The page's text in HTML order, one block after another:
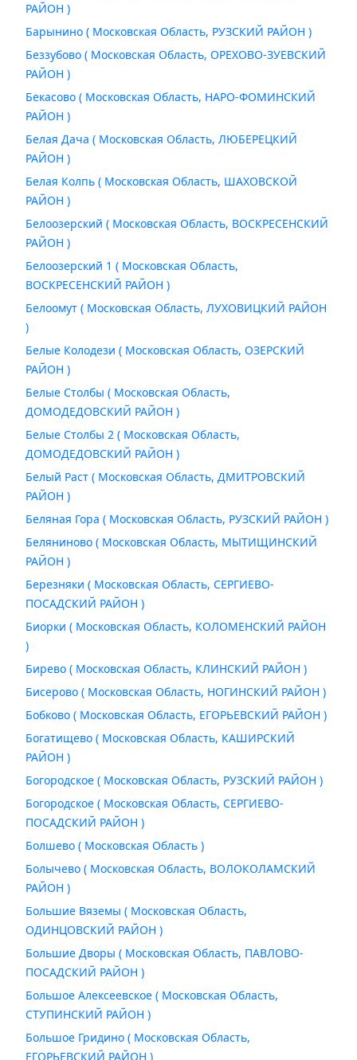
РАЙОН )
Барынино ( Московская Область, РУЗСКИЙ РАЙОН )
Беззубово ( Московская Область, ОРЕХОВО-ЗУЕВСКИЙ
РАЙОН )
Бекасово ( Московская Область, НАРО-ФОМИНСКИЙ
РАЙОН )
Белая Дача ( Московская Область, ЛЮБЕРЕЦКИЙ
РАЙОН )
Белая Колпь ( Московская Область, ШАХОВСКОЙ
РАЙОН )
Белоозерский ( Московская Область, ВОСКРЕСЕНСКИЙ
РАЙОН )
Белоозерский 1 ( Московская Область,
ВОСКРЕСЕНСКИЙ РАЙОН )
Белоомут ( Московская Область, ЛУХОВИЦКИЙ РАЙОН
)
Белые Колодези ( Московская Область, ОЗЕРСКИЙ
РАЙОН )
Белые Столбы ( Московская Область,
ДОМОДЕДОВСКИЙ РАЙОН )
Белые Столбы 2 ( Московская Область,
ДОМОДЕДОВСКИЙ РАЙОН )
Белый Раст ( Московская Область, ДМИТРОВСКИЙ
РАЙОН )
Беляная Гора ( Московская Область, РУЗСКИЙ РАЙОН )
Беляниново ( Московская Область, МЫТИЩИНСКИЙ
РАЙОН )
Березняки ( Московская Область, СЕРГИЕВО-
ПОСАДСКИЙ РАЙОН )
Биорки ( Московская Область, КОЛОМЕНСКИЙ РАЙОН
)
Бирево ( Московская Область, КЛИНСКИЙ РАЙОН )
Бисерово ( Московская Область, НОГИНСКИЙ РАЙОН )
Бобково ( Московская Область, ЕГОРЬЕВСКИЙ РАЙОН )
Богатищево ( Московская Область, КАШИРСКИЙ
РАЙОН )
Богородское ( Московская Область, РУЗСКИЙ РАЙОН )
Богородское ( Московская Область, СЕРГИЕВО-
ПОСАДСКИЙ РАЙОН )
Болшево ( Московская Область )
Болычево ( Московская Область, ВОЛОКОЛАМСКИЙ
РАЙОН )
Большие Вяземы ( Московская Область,
ОДИНЦОВСКИЙ РАЙОН )
Большие Дворы ( Московская Область, ПАВЛОВО-
ПОСАДСКИЙ РАЙОН )
Большое Алексеевское ( Московская Область,
СТУПИНСКИЙ РАЙОН )
Большое Гридино ( Московская Область,
ЕГОРЬЕВСКИЙ РАЙОН )